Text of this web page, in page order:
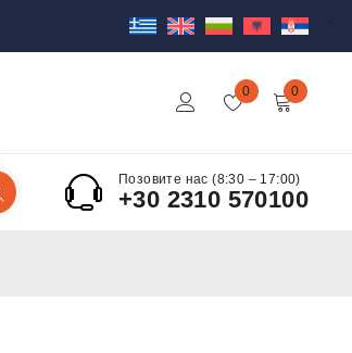
0 0
Позовите нас (8:30 – 17:00)
+30 2310 570100